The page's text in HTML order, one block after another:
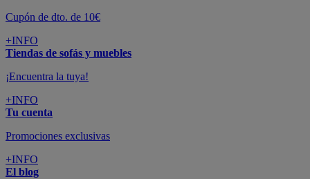
Cupón de dto. de 10€
+INFO
Tiendas de sofás y muebles
¡Encuentra la tuya!
+INFO
Tu cuenta
Promociones exclusivas
+INFO
El blog